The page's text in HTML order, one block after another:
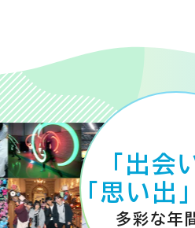
「出会
「思い出」
多彩な年